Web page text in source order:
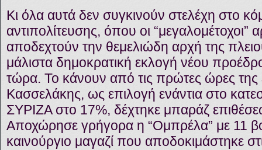
Κι όλα αυτά δεν συγκινούν στελέχη στο
αντιπολίτευσης, όπου οι “μεγαλομέτοχοι”
αποδεχτούν την θεμελιώδη αρχή της
μάλιστα δημοκρατική εκλογή νέου
τώρα. Το κάνουν από τις πρώτες ώρες
Κασσελάκης, ως επιλογή ενάντια στο
ΣΥΡΙΖΑ στο 17%, δέχτηκε μπαράζ
Αποχώρησε γρήγορα η “Ομπρέλα” με 11
καινούργιο μαγαζί που αποδοκιμάστηκε